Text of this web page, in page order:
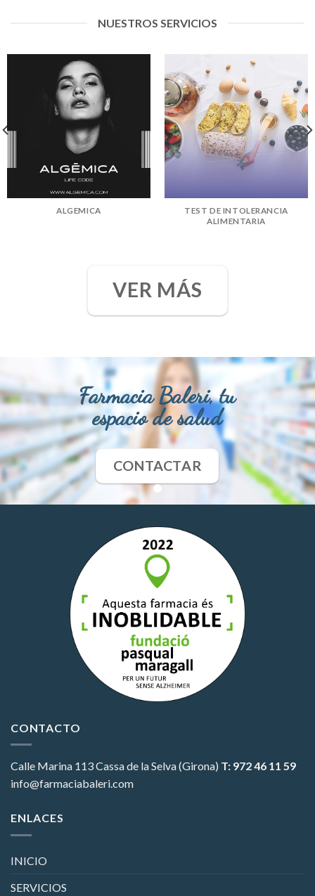
NUESTROS SERVICIOS
ALGEMICA
TEST DE INTOLERANCIA
ALIMENTARIA
VER MÁS
Farmacia Baleri, tu
espacio de salud
CONTACTAR
CONTACTO
Calle Marina 113Cassa de la Selva (Girona) T: 972 46 11 59
info@farmaciabaleri.com
ENLACES
INICIO
SERVICIOS